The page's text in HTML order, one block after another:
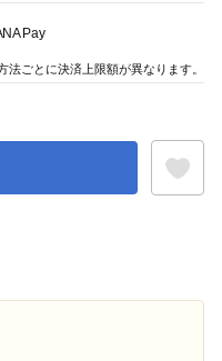
Pay
法ごとに決済上限額が異なります。